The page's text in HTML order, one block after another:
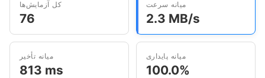
کل آزمایش‌ها
76
میانه سرعت
2.3 MB/s
میانه تأخیر
813 ms
میانه پایداری
100.0%